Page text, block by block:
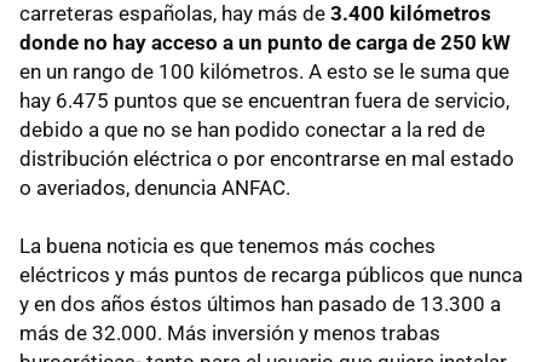
carreteras españolas, hay más de 3.400 kilómetros
donde no hay acceso a un punto de carga de 250 kW
en un rango de 100 kilómetros. A esto se le suma que
hay 6.475 puntos que se encuentran fuera de servicio,
debido a que no se han podido conectar a la red de
distribución eléctrica o por encontrarse en mal estado
o averiados, denuncia ANFAC.
La buena noticia es que tenemos más coches
eléctricos y más puntos de recarga públicos que nunca
y en dos años éstos últimos han pasado de 13.300 a
más de 32.000. Más inversión y menos trabas